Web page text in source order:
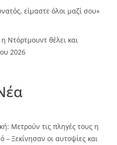
είμαστε όλοι μαζί σου»
Ντόρτμουντ θέλει και
2026
Μετρούν τις πληγές τους η
– Ξεκίνησαν οι αυτοψίες και